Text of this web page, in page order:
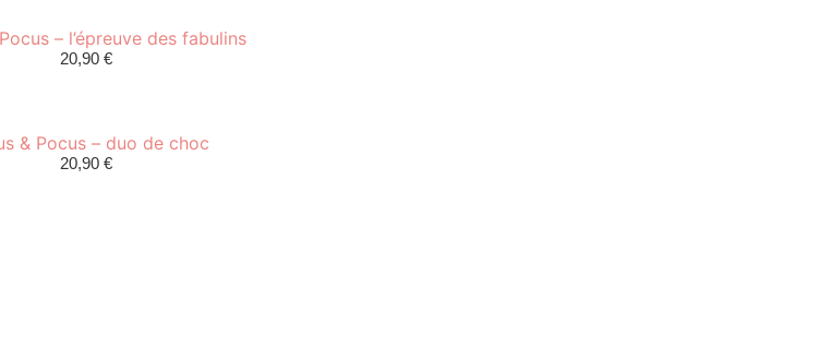
– l’épreuve des fabulins
20,90 €
& Pocus – duo de choc
20,90 €